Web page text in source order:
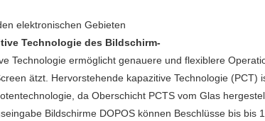
elektronischen Gebieten
Technologie des Bildschirm-
Technologie ermöglicht genauere und flexiblere
ätzt. Hervorstehende kapazitive Technologie (PCT)
da Oberschicht PCTS vom Glas
Bildschirme DOPOS können Beschlüsse bis bis